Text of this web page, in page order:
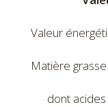
Valeur
Matière grasse
dont